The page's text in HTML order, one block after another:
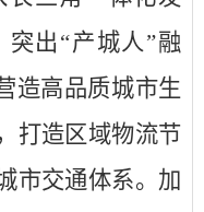
突出 “产城人”融
造高品质城市生
打造区域物流节
市交通体系。 加